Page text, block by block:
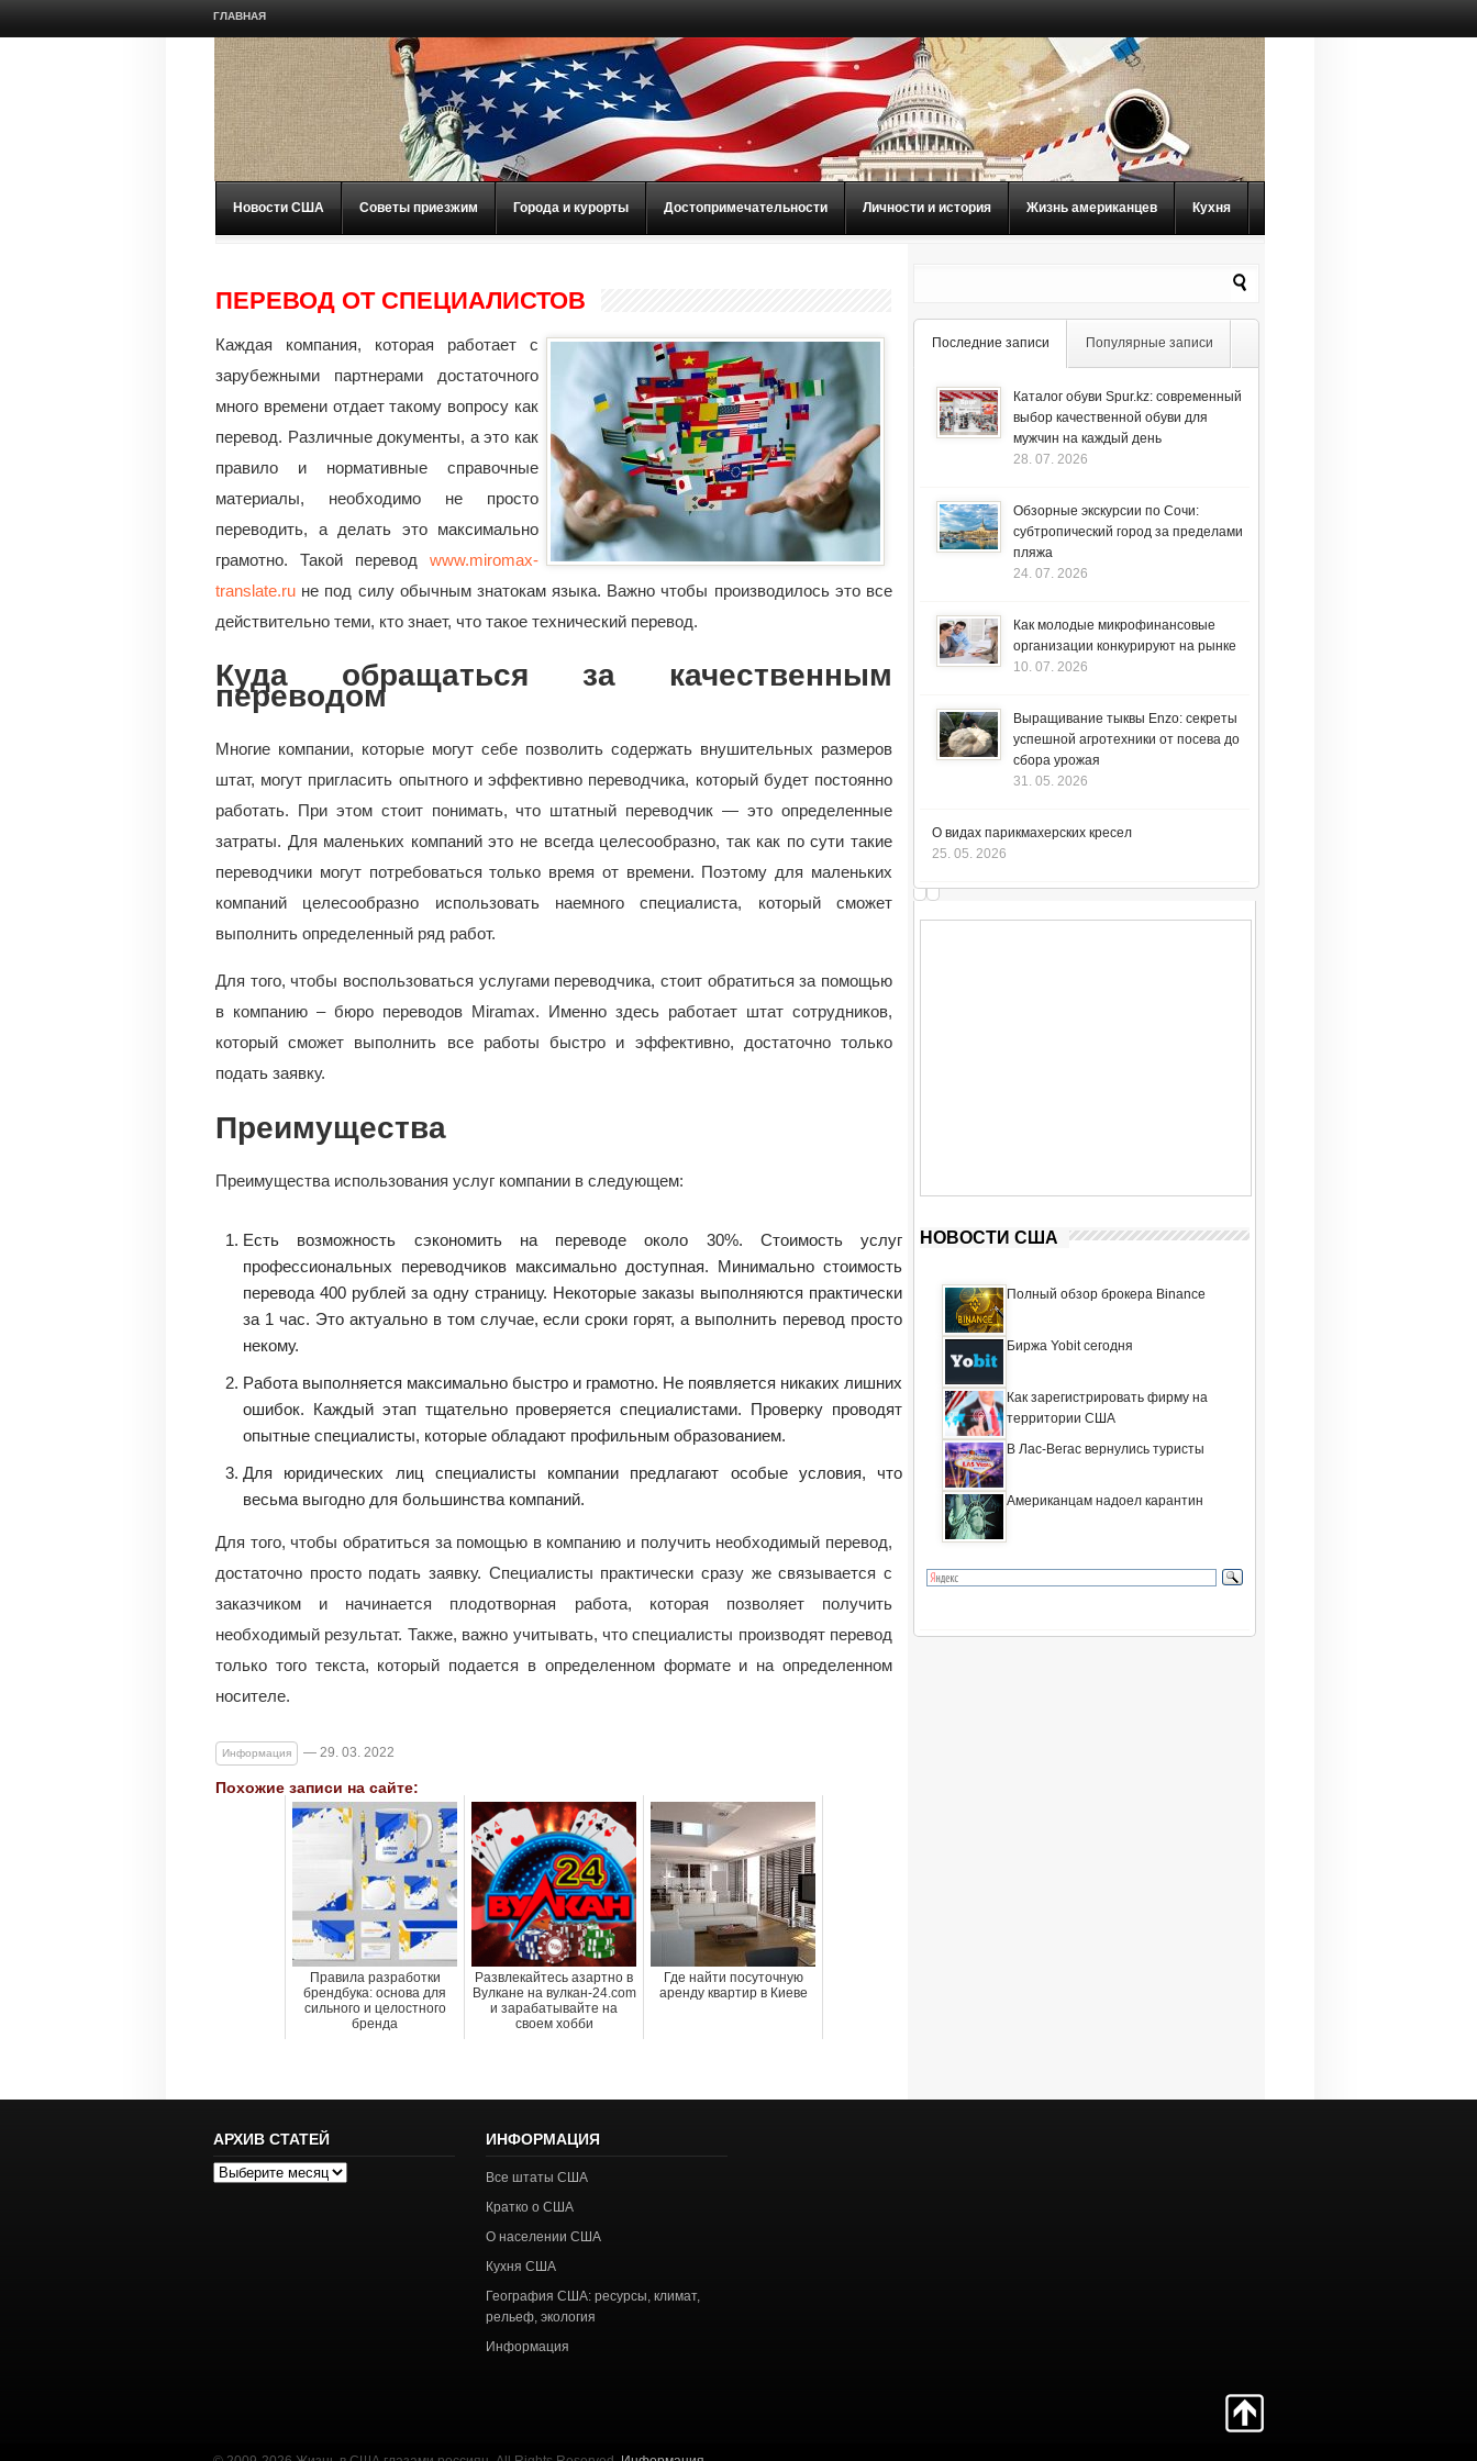
ГЛАВНАЯ
Новости США Советы приезжим Города и курорты Достопримечательности Личности и история Жизнь американцев Кухня
ПЕРЕВОД ОТ СПЕЦИАЛИСТОВ
Каждая компания, которая работает с
зарубежными партнерами достаточного
много времени отдает такому вопросу как
перевод. Различные документы, а это как
правило и нормативные справочные
материалы, необходимо не просто
переводить, а делать это максимально
грамотно. Такой перевод www.miromax-
translate.ru не под силу обычным знатокам языка. Важно чтобы производилось это все
действительно теми, кто знает, что такое технический перевод.
Куда обращаться за качественным
переводом
Многие компании, которые могут себе позволить содержать внушительных размеров
штат, могут пригласить опытного и эффективно переводчика, который будет постоянно
работать. При этом стоит понимать, что штатный переводчик — это определенные
затраты. Для маленьких компаний это не всегда целесообразно, так как по сути такие
переводчики могут потребоваться только время от времени. Поэтому для маленьких
компаний целесообразно использовать наемного специалиста, который сможет
выполнить определенный ряд работ.
Для того, чтобы воспользоваться услугами переводчика, стоит обратиться за помощью
в компанию – бюро переводов Miramax. Именно здесь работает штат сотрудников,
который сможет выполнить все работы быстро и эффективно, достаточно только
подать заявку.
Преимущества
Преимущества использования услуг компании в следующем:
Есть возможность сэкономить на переводе около 30%. Стоимость услуг
профессиональных переводчиков максимально доступная. Минимально стоимость
перевода 400 рублей за одну страницу. Некоторые заказы выполняются практически
за 1 час. Это актуально в том случае, если сроки горят, а выполнить перевод просто
некому.
Работа выполняется максимально быстро и грамотно. Не появляется никаких лишних
ошибок. Каждый этап тщательно проверяется специалистами. Проверку проводят
опытные специалисты, которые обладают профильным образованием.
Для юридических лиц специалисты компании предлагают особые условия, что
весьма выгодно для большинства компаний.
Для того, чтобы обратиться за помощью в компанию и получить необходимый перевод,
достаточно просто подать заявку. Специалисты практически сразу же связывается с
заказчиком и начинается плодотворная работа, которая позволяет получить
необходимый результат. Также, важно учитывать, что специалисты производят перевод
только того текста, который подается в определенном формате и на определенном
носителе.
Информация — 29. 03. 2022
Похожие записи на сайте:
Правила разработки
брендбука: основа для
сильного и целостного
бренда
Развлекайтесь азартно в
Вулкане на вулкан-24.com
и зарабатывайте на
своем хобби
Где найти посуточную
аренду квартир в Киеве
Последние записи Популярные записи
Каталог обуви Spur.kz: современный
выбор качественной обуви для
мужчин на каждый день
28. 07. 2026
Обзорные экскурсии по Сочи:
субтропический город за пределами
пляжа
24. 07. 2026
Как молодые микрофинансовые
организации конкурируют на рынке
10. 07. 2026
Выращивание тыквы Enzo: секреты
успешной агротехники от посева до
сбора урожая
31. 05. 2026
О видах парикмахерских кресел
25. 05. 2026
НОВОСТИ США
Полный обзор брокера Binance
Биржа Yobit сегодня
Как зарегистрировать фирму на
территории США
В Лас-Вегас вернулись туристы
Американцам надоел карантин
АРХИВ СТАТЕЙ
Архив
ИНФОРМАЦИЯ
Все штаты США
Кратко о США
О населении США
Кухня США
География США: ресурсы, климат,
рельеф, экология
Информация